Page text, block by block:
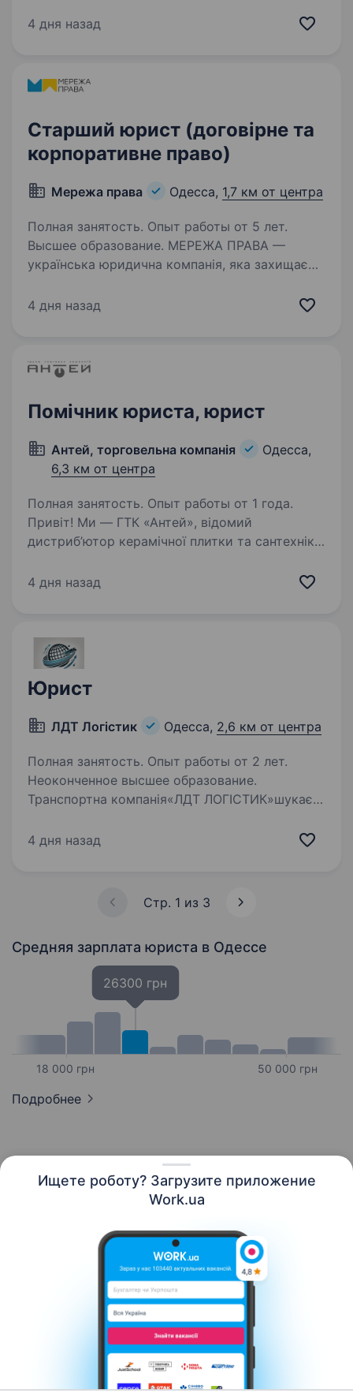
Ищете роботу? Загрузите приложение
Work.ua
процесуального законодавства України (КАС,
4 дня назад
Старший юрист (договірне та
корпоративне право)
Мережа права Одесса, 1,7 км от центра
Полная занятость. Опыт работы от 5 лет.
Высшее образование. МЕРЕЖА ПРАВА —
українська юридична компанія, яка захищає
вибудовуючи якісний, технологічний і
партнером…
4 дня назад
Помічник юриста, юрист
Антей, торговельна компанія
Одесса,
6,3 км от центра
Полная занятость. Опыт работы от 1 года.
Привіт! Ми — ГТК «Антей», відомий
дистриб’ютор керамічної плитки та сантехніки.
сфері, готовий/а опановувати нові знання
4 дня назад
Юрист
ЛДТ Логістик Одесса, 2,6 км от центра
Полная занятость. Опыт работы от 2 лет.
Неоконченное высшее образование.
Транспортна компанія«ЛДТ ЛОГІСТИК»шукає
Ми запрошуємо до співпраці відповідальну,
4 дня назад
Стр. 1 из 3
Средняя зарплата юриста в Одессе
18 000 грн
26300 грн
50 000 грн
Подробнее
Контакты О нас
Карьера
Новости Work.ua
Помощь
Условия использования